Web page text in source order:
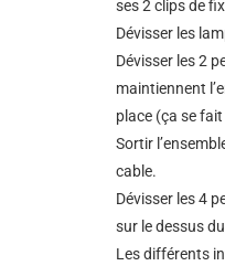
ses 2 clips de
Dévisser les
Dévisser les 2
maintiennent
place (ça se
Sortir
cable.
Dévisser les 4
sur le dessus
Les différents